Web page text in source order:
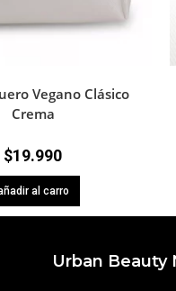
Vegano Clásico
Crema
$19.990
al carro
Urban